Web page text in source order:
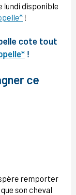
lundi disponible
!
cote tout
!
ce
remporter
son cheval